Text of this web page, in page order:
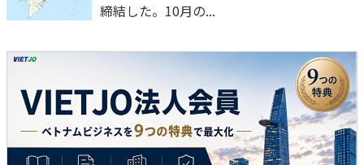
締結した。10月の...